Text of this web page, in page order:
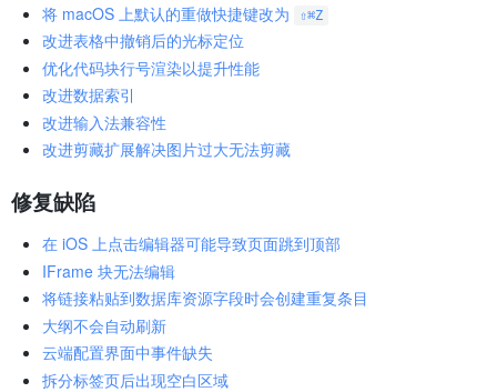
将 macOS 上默认的重做快捷键改为 ⇧⌘Z
改进表格中撤销后的光标定位
优化代码块行号渲染以提升性能
改进数据索引
改进输入法兼容性
改进剪藏扩展解决图片过大无法剪藏
修复缺陷
在 iOS 上点击编辑器可能导致页面跳到顶部
IFrame 块无法编辑
将链接粘贴到数据库资源字段时会创建重复条目
大纲不会自动刷新
云端配置界面中事件缺失
拆分标签页后出现空白区域